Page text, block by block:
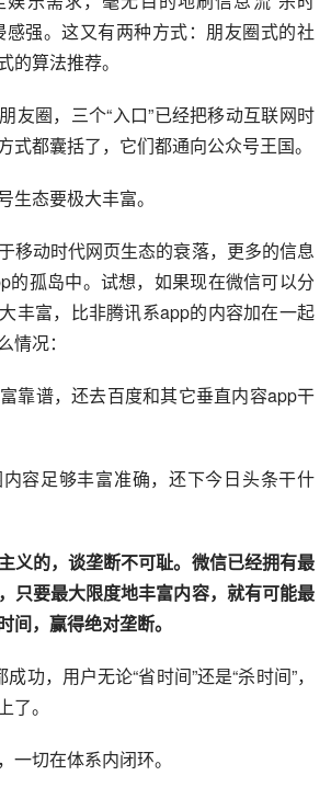
强。这又有两种方式： 朋友圈式的社
的算法推荐。
友圈，三个“入口”已经把移动互联网时
式都囊括了，它们都通向公众号王国。
生态要极大丰富。
移动时代网页生态的衰落，更多的信息
的孤岛中。试想，如果现在微信可以分
丰富，比非腾讯系app的内容加在一起
情况：
靠谱，还去百度和其它垂直内容app干
容足够丰富准确，还下今日头条干什
义的，谈垄断不可耻。微信已经拥有最
只要最大限度地丰富内容，就有可能最
间，赢得绝对垄断。
功，用户无论“省时间”还是“杀时间”，
了。
一切在体系内闭环。